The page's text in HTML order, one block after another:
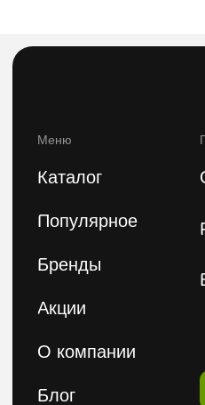
Введите ваше имя
Введите ваш E-mail
Политика конфиденциальности